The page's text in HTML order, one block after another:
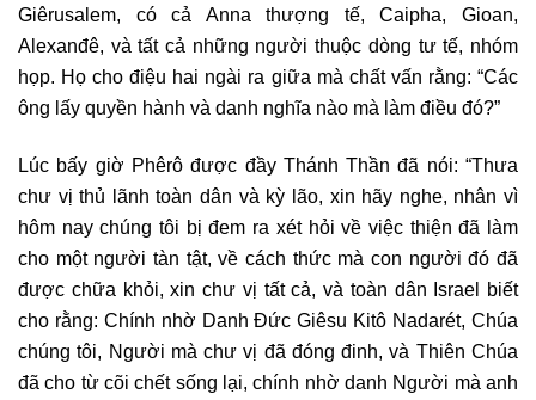
Giêrusalem, có cả Anna thượng tế, Caipha, Gioan,
Alexanđê, và tất cả những người thuộc dòng tư tế, nhóm
họp. Họ cho điệu hai ngài ra giữa mà chất vấn rằng: “Các
ông lấy quyền hành và danh nghĩa nào mà làm điều đó?”
Lúc bấy giờ Phêrô được đầy Thánh Thần đã nói: “Thưa
chư vị thủ lãnh toàn dân và kỳ lão, xin hãy nghe, nhân vì
hôm nay chúng tôi bị đem ra xét hỏi về việc thiện đã làm
cho một người tàn tật, về cách thức mà con người đó đã
được chữa khỏi, xin chư vị tất cả, và toàn dân Israel biết
cho rằng: Chính nhờ Danh Ðức Giêsu Kitô Nadarét, Chúa
chúng tôi, Người mà chư vị đã đóng đinh, và Thiên Chúa
đã cho từ cõi chết sống lại, chính nhờ danh Người mà anh